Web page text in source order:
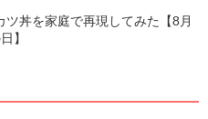
ツ丼を家庭で再現してみた【8月
】